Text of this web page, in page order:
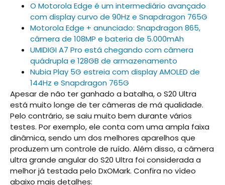
O Motorola Edge é um intermediário avançado
com display curvo de 90Hz e Snapdragon 765G
Motorola Edge + anunciado: Snapdragon 865,
câmera de 108MP e bateria de 5.000mAh
UMIDIGI A7 Pro está chegando com câmera
quádrupla e 128GB de armazenamento
Nubia Play 5G estreia com display AMOLED de
144Hz e Snapdragon 765G
Apesar de não ter ganhado a batalha, o S20 Ultra
está muito longe de ter câmeras de má qualidade.
Pelo contrário, se saiu muito bem durante vários
testes. Por exemplo, ele conta com uma ampla faixa
dinâmica, sendo um dos melhores aparelhos que
produzem um controle de ruído. Além disso, a câmera
ultra grande angular do S20 Ultra foi considerada a
melhor já testada pelo DxOMark. Confira no vídeo
abaixo mais detalhes: